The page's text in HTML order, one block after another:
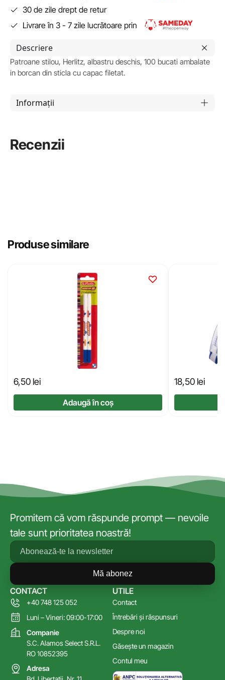
30 de zile drept de retur
Livrare în 3 - 7 zile lucrătoare prin
Descriere
Patroane stilou, Herlitz, albastru deschis, 100 bucati ambalate
in borcan din sticla cu capac filetat.
Informații
Recenzii
Produse similare
6,50 lei
Adaugă în coș
18,50 lei
Promitem că vom răspunde prompt — nevoile
tale sunt prioritatea noastră!
Mă abonez
UTILE
Contact
Întrebări și răspunsuri
Despre noi
Găsește un magazin
Contul meu
CONTACT
+40 748 125 052
Luni – Vineri: 09:00-17:00
Companie
S.C. Alamos Select S.R.L.
RO 10852395
Adresa